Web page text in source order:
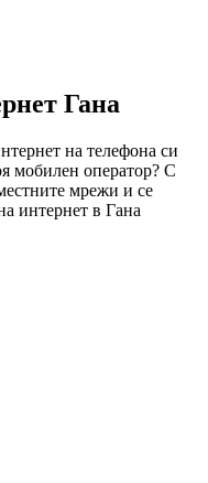
Гана
на телефона си
мобилен оператор? С
мрежи и се
интернет в Гана